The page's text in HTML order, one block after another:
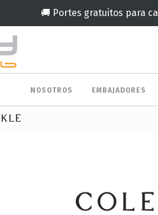
🚚 Portes gratuitos para
NOSOTROS EMBAJADORES